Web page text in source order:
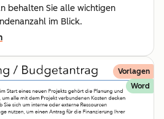
behalten Sie alle wichtigen
im Blick.
Vorlagen
Word